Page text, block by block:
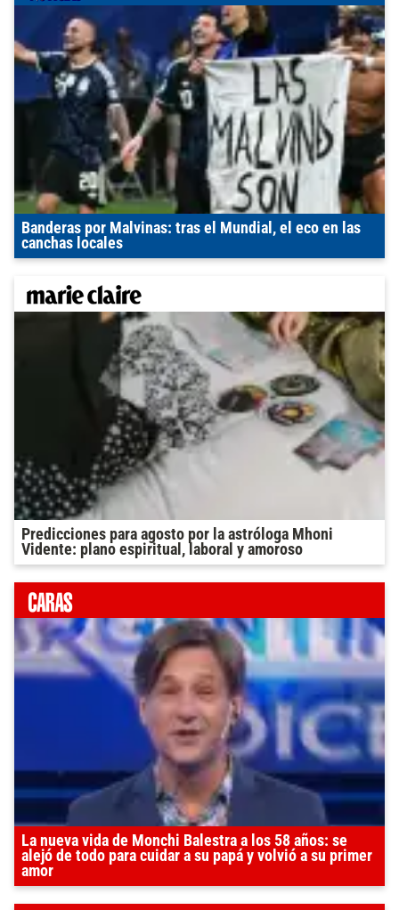
Banderas por Malvinas: tras el Mundial, el eco en las
canchas locales
Predicciones para agosto por la astróloga Mhoni
Vidente: plano espiritual, laboral y amoroso
La nueva vida de Monchi Balestra a los 58 años: se
alejó de todo para cuidar a su papá y volvió a su primer
amor